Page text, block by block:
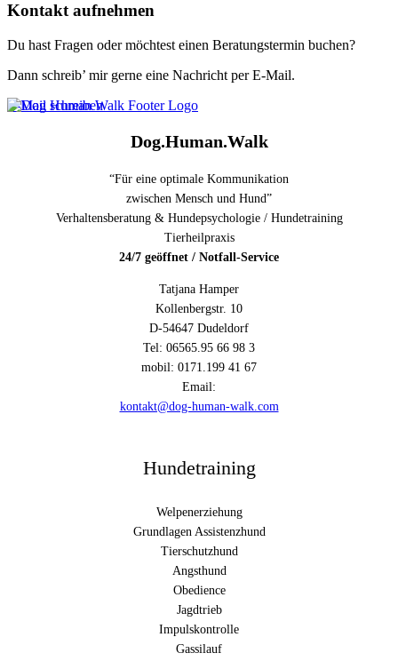
Kontakt aufnehmen
Du hast Fragen oder möchtest einen Beratungstermin buchen?
Dann schreib’ mir gerne eine Nachricht per E-Mail.
E-Mail schreiben
Dog.Human.Walk
“Für eine optimale Kommunikation
zwischen Mensch und Hund”
Verhaltensberatung & Hundepsychologie / Hundetraining
Tierheilpraxis
24/7 geöffnet / Notfall-Service
Tatjana Hamper
Kollenbergstr. 10
D-54647 Dudeldorf
Tel: 06565.95 66 98 3
mobil: 0171.199 41 67
Email:
kontakt@dog-human-walk.com
Hundetraining
Welpenerziehung
Grundlagen Assistenzhund
Tierschutzhund
Angsthund
Obedience
Jagdtrieb
Impulskontrolle
Gassilauf